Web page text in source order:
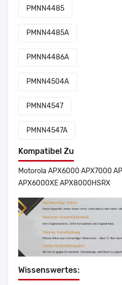
PMNN4485
PMNN4485A
PMNN4486A
PMNN4504A
PMNN4547
PMNN4547A
Kompatibel Zu
Motorola APX6000 APX7000
APX6000XE APX8000HSRX
Wissenswertes: